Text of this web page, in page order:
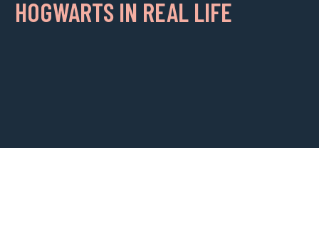
HOGWARTS IN REAL LIFE